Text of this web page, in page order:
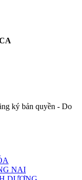
ký bản quyền - Do
NAI